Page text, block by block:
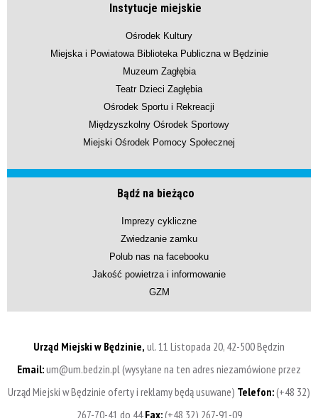
Instytucje miejskie
Ośrodek Kultury
Miejska i Powiatowa Biblioteka Publiczna w Będzinie
Muzeum Zagłębia
Teatr Dzieci Zagłębia
Ośrodek Sportu i Rekreacji
Międzyszkolny Ośrodek Sportowy
Miejski Ośrodek Pomocy Społecznej
Bądź na bieżąco
Imprezy cykliczne
Zwiedzanie zamku
Polub nas na facebooku
Jakość powietrza i informowanie
GZM
Urząd Miejski w Będzinie, ul. 11 Listopada 20, 42-500 Będzin
Email:um@um.bedzin.pl (wysyłane na ten adres niezamówione przez
Urząd Miejski w Będzinie oferty i reklamy będą usuwane) Telefon:(+48 32)
267-70-41 do 44Fax:(+48 32) 267-91-09